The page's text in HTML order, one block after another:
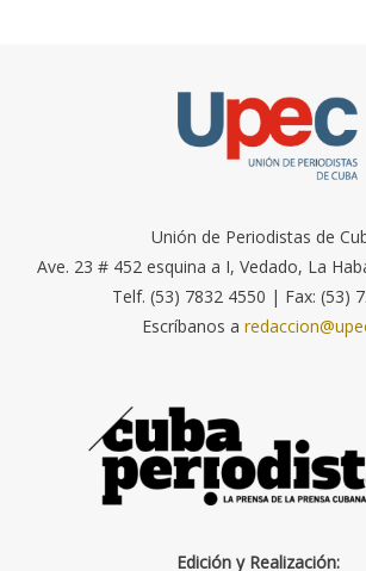
Unión de Periodistas de
Ave. 23 # 452 esquina a I, Vedado, La
Telf. (53) 7832 4550 | Fax: (53)
Escríbanos a
Edición y Realización: